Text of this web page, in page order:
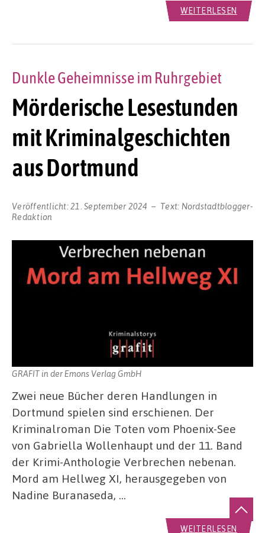
WEITERLESEN
Mörderische Lesestunden
mit Kriminalgeschichten
aus Dortmund
Dunkle Geheimnisse im Ruhrgebiet
Veröffentlicht:21. September 2024 Text: Nordstadtblogger-
Redaktion
GRAFIT in der Emons Verlag GmbH
Zwei neue Bücher deren Handlungen in
Dortmund spielen sind erschienen. Der
Kriminalroman Die Toten vom Phoenix-See
von Gabriella Wollenhaupt und der 11. Band
der Krimi-Anthologie Verbrechen nebenan.
Mord am Hellweg XI, herausgegeben von
Nadine Buranaseda, …
WEITERLESEN